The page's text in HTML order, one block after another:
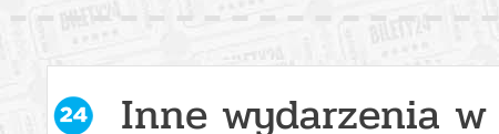
Inne wydarzenia